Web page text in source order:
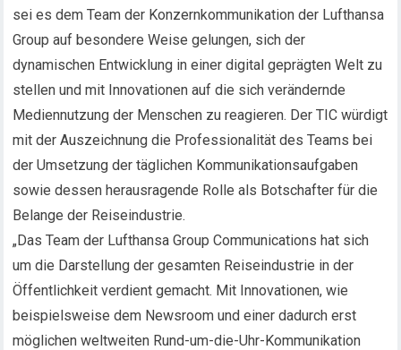
sei es dem Team der Konzernkommunikation der Lufthansa
Group auf besondere Weise gelungen, sich der
dynamischen Entwicklung in einer digital geprägten Welt zu
stellen und mit Innovationen auf die sich verändernde
Mediennutzung der Menschen zu reagieren. Der TIC würdigt
mit der Auszeichnung die Professionalität des Teams bei
der Umsetzung der täglichen Kommunikationsaufgaben
sowie dessen herausragende Rolle als Botschafter für die
Belange der Reiseindustrie.
„Das Team der Lufthansa Group Communications hat sich
um die Darstellung der gesamten Reiseindustrie in der
Öffentlichkeit verdient gemacht. Mit Innovationen, wie
beispielsweise dem Newsroom und einer dadurch erst
möglichen weltweiten Rund-um-die-Uhr-Kommunikation